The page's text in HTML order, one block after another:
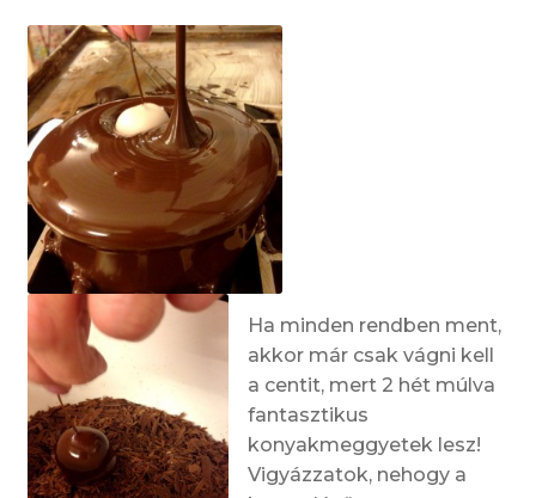
Ha minden rendben ment,
akkor már csak vágni kell
a centit, mert 2 hét múlva
fantasztikus
konyakmeggyetek lesz!
Vigyázzatok, nehogy a